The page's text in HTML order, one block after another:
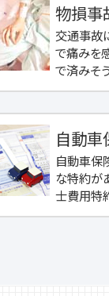
物損事
交通事故
で痛みを
で済みそ
自動車
自動車保
な特約が
士費用特